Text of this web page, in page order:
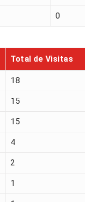
0
Total de Visitas
18
15
15
4
2
1